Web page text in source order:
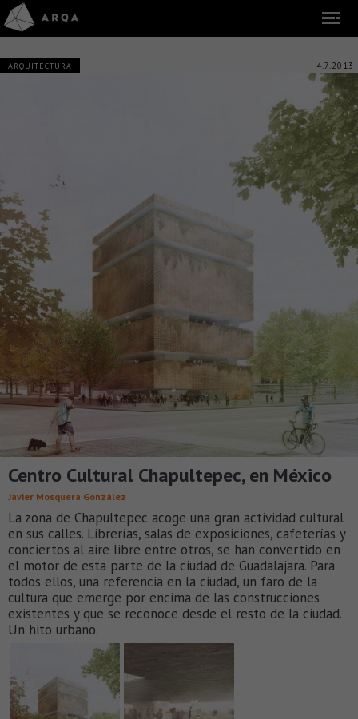
ARQUITECTURA 4.7.2013
Centro Cultural Chapultepec, en México
Javier Mosquera González
La zona de Chapultepec acoge una gran actividad cultural
en sus calles. Librerías, salas de exposiciones, cafeterías y
conciertos al aire libre entre otros, se han convertido en
el motor de esta parte de la ciudad de Guadalajara. Para
todos ellos, una referencia en la ciudad, un faro de la
cultura que emerge por encima de las construcciones
existentes y que se reconoce desde el resto de la ciudad.
Un hito urbano.